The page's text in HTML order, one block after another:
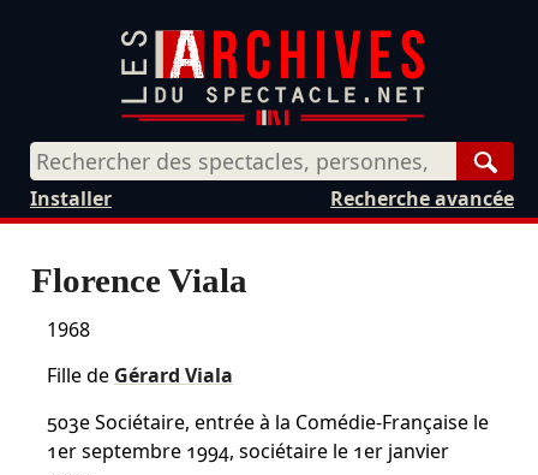
Recherche avancée
Installer
Florence Viala
1968
Fille de Gérard Viala
503e Sociétaire, entrée à la Comédie-Française le
1er septembre 1994, sociétaire le 1er janvier